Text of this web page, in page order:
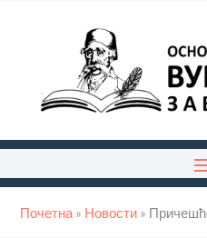
Почетна » Новости »